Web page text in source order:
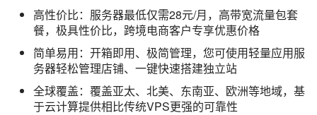
高性价比：服务器最低仅需28元/月，高带宽流量包套
餐，极具性价比，跨境电商客户专享优惠价格
简单易用：开箱即用、极简管理，您可使用轻量应用服
务器轻松管理店铺、一键快速搭建独立站
全球覆盖：覆盖亚太、北美、东南亚、欧洲等地域，基
于云计算提供相比传统VPS更强的可靠性